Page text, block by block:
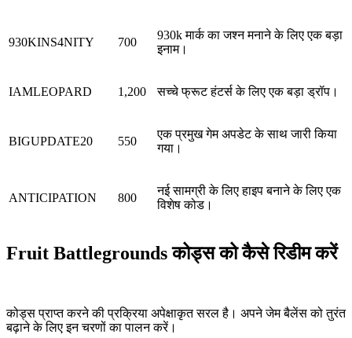
930KINS4NITY 700
930k मार्क का जश्न मनाने के लिए एक बड़ा
इनाम।
IAMLEOPARD 1,200 सच्चे फ्रूट हंटर्स के लिए एक बड़ा ड्रॉप।
BIGUPDATE20 550
एक प्रमुख गेम अपडेट के साथ जारी किया
गया।
ANTICIPATION 800
नई सामग्री के लिए हाइप बनाने के लिए एक
विशेष कोड।
Fruit Battlegrounds कोड्स को कैसे रिडीम करें
कोड्स प्राप्त करने की प्रक्रिया अपेक्षाकृत सरल है। अपने जेम बैलेंस को तुरंत
बढ़ाने के लिए इन चरणों का पालन करें।